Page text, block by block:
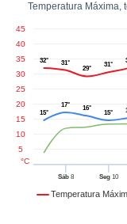
a este
das
opções:
e
forma
digital
ou
Temperatura Máxima,
Temperatura
Sáb8 Seg10
5
10
15
20
25
30
35
40
45
°C
32° 31°
29°
31°
15°
17° 16°
15°